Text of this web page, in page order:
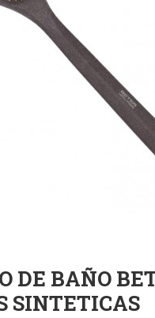
DE BAÑO
SINTETICAS